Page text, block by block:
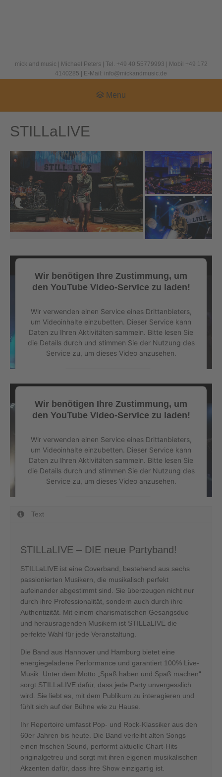
mick and music | Michael Peters | Tel. +49 40 55779993 | Mobil +49 172
4140285 | E-Mail: info@mickandmusic.de
Menu
STILLaLIVE
Wir benötigen Ihre Zustimmung, um
den YouTube Video-Service zu laden!
Wir verwenden einen Service eines Drittanbieters,
um Videoinhalte einzubetten. Dieser Service kann
Daten zu Ihren Aktivitäten sammeln. Bitte lesen Sie
die Details durch und stimmen Sie der Nutzung des
Service zu, um dieses Video anzusehen.
Akzeptieren
Wir benötigen Ihre Zustimmung, um
den YouTube Video-Service zu laden!
Wir verwenden einen Service eines Drittanbieters,
um Videoinhalte einzubetten. Dieser Service kann
Daten zu Ihren Aktivitäten sammeln. Bitte lesen Sie
die Details durch und stimmen Sie der Nutzung des
Service zu, um dieses Video anzusehen.
powered by Usercentrics Consent Management
Text
STILLaLIVE – DIE neue Partyband!
STILLaLIVE ist eine Coverband, bestehend aus sechs
passionierten Musikern, die musikalisch perfekt
aufeinander abgestimmt sind. Sie überzeugen nicht nur
durch ihre Professionalität, sondern auch durch ihre
Authentizität. Mit einem charismatischen Gesangsduo
und herausragenden Musikern ist STILLaLIVE die
perfekte Wahl für jede Veranstaltung.
Die Band aus Hannover und Hamburg bietet eine
energiegeladene Performance und garantiert 100% Live-
Musik. Unter dem Motto „Spaß haben und Spaß machen“
sorgt STILLaLIVE dafür, dass jede Party unvergesslich
wird. Sie liebt es, mit dem Publikum zu interagieren und
fühlt sich auf der Bühne wie zu Hause.
Ihr Repertoire umfasst Pop- und Rock-Klassiker aus den
60er Jahren bis heute. Die Band verleiht alten Songs
einen frischen Sound, performt aktuelle Chart-Hits
originalgetreu und sorgt mit ihren eigenen musikalischen
Akzenten dafür, dass ihre Show einzigartig ist.